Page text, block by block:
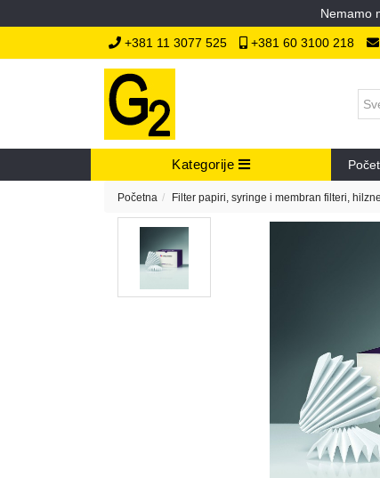
Nemamo
+381 11 3077 525 +381 60 3100 218
Kategorije
Početna Filter papiri, syringe i membran filteri, hilzne